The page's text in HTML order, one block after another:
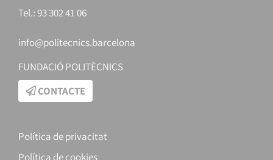
Tel.: 93 302 41 06
info@politecnics.barcelona
FUNDACIÓ POLITÈCNICS
CONTACTE
Política de privacitat
Política de cookies